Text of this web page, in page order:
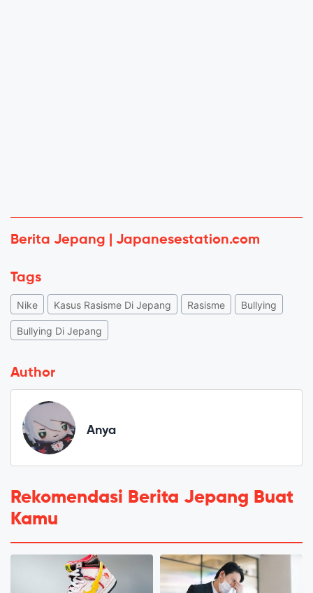
Berita Jepang | Japanesestation.com
Tags
Nike Kasus Rasisme Di Jepang Rasisme Bullying
Bullying Di Jepang
Author
Anya
Rekomendasi Berita Jepang Buat
Kamu